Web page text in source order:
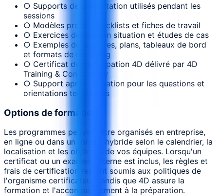
○ Supports de présentation utilisés pendant les
sessions
○ Modèles projet, checklists et fiches de travail
○ Exercices de mise en situation et études de cas
○ Exemples de registres, plans, tableaux de bord
et formats de reporting
○ Certificat de participation 4D délivré par 4D
Training & Consultancy
○ Support après formation pour les questions et
orientations techniques
Options de formation
Les programmes peuvent être organisés en entreprise,
en ligne ou dans un format hybride selon le calendrier, la
localisation et les objectifs de vos équipes. Lorsqu'un
certificat ou un examen externe est inclus, les règles et
frais de certification restent soumis aux politiques de
l'organisme certificateur, tandis que 4D assure la
formation et l'accompagnement à la préparation.